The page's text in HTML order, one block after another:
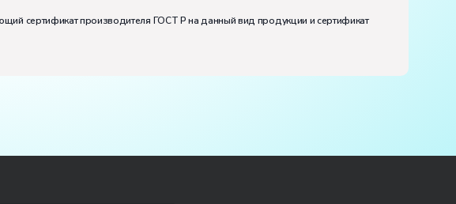
сертификат производителя ГОСТ Р на данный вид продукции и сертификат